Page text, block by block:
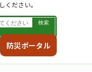
防災ポータル
ください。